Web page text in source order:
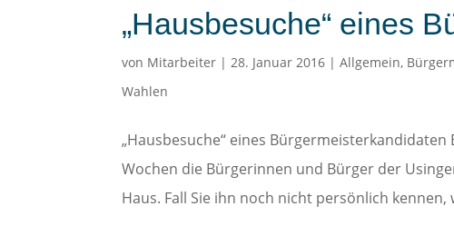
„Hausbesuche“ eines
von Mitarbeiter |28. Januar 2016 |Allgemein,
Wahlen
„Hausbesuche“ eines
Wochen die Bürgerinnen und Bürger der
Haus. Fall Sie ihn noch nicht persönlich kennen,